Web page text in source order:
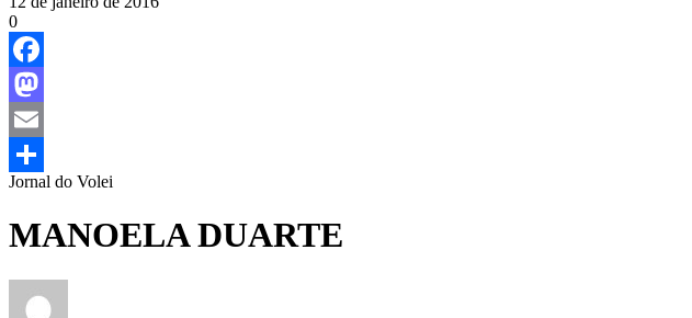
0
Facebook
Mastodon
Email
Share
Jornal do Volei
MANOELA DUARTE